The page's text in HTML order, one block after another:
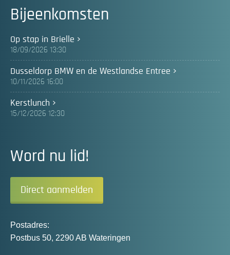
Bijeenkomsten
Op stap in Brielle
18/09/2026 13:30
Dusseldorp BMW en de Westlandse Entree
10/11/2026 16:00
Kerstlunch
15/12/2026 12:30
Word nu lid!
Direct aanmelden
Postadres:
Postbus 50, 2290 AB Wateringen